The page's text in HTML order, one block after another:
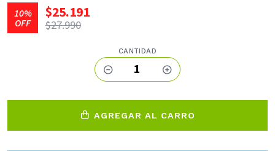
10%
OFF
$25.191
$27.990
CANTIDAD
1
AGREGAR AL CARRO